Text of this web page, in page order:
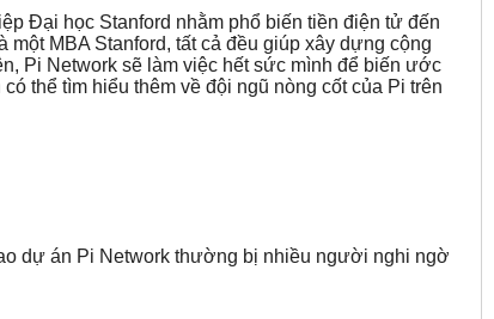
Đại học Stanford nhằm phổ biến tiền điện tử đến
MBA Stanford, tất cả đều giúp xây dựng cộng
Pi Network sẽ làm việc hết sức mình để biến ước
thể tìm hiểu thêm về đội ngũ nòng cốt của Pi trên
dự án Pi Network thường bị nhiều người nghi ngờ